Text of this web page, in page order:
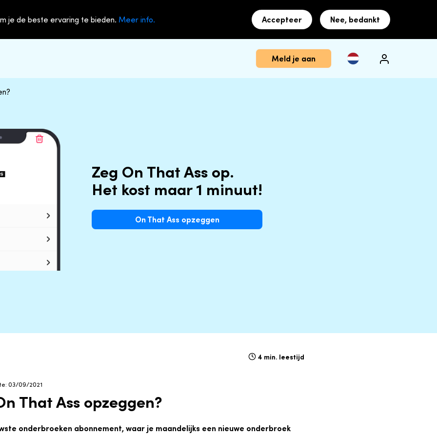
je de beste ervaring te bieden. Meer info. Accepteer Nee, bedankt
Meld je aan
Zeg On That Ass op.
Het kost maar 1 minuut!
On That Ass opzeggen
4 min. leestijd
03/09/2021
That Ass opzeggen?
onderbroeken abonnement, waar je maandelijks een nieuwe onderbroek